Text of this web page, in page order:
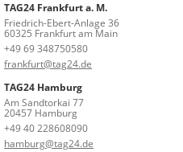
TAG24 Frankfurt a. M.
Friedrich-Ebert-Anlage 36
60325 Frankfurt am Main
+49 69 348750580
frankfurt@tag24.de
TAG24 Hamburg
Am Sandtorkai 77
20457 Hamburg
+49 40 228608090
hamburg@tag24.de